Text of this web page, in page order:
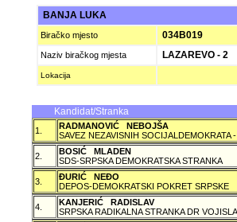
BANJA LUKA
Biračko mjesto 034B019
Naziv biračkog mjesta LAZAREVO - 2
Lokacija
Kandidat/Stranka
1.
RADMANOVIĆ NEBOJŠA
SAVEZ NEZAVISNIH SOCIJALDEMOKRATA
2.
BOSIĆ MLADEN
SDS-SRPSKA DEMOKRATSKA STRANKA
3.
ÐURIĆ NEÐO
DEPOS-DEMOKRATSKI POKRET SRPSKE
4.
KANJERIĆ RADISLAV
SRPSKA RADIKALNA STRANKA DR